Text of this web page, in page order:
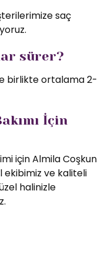
saç
sürer?
birlikte ortalama 2-
İçin
için Almila Coşkun
ekibimiz ve kaliteli
halinizle